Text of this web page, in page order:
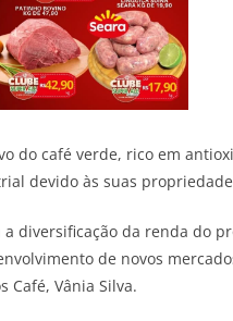
do café verde, rico em
devido às suas
a diversificação da renda do
de novos
Café, Vânia Silva.